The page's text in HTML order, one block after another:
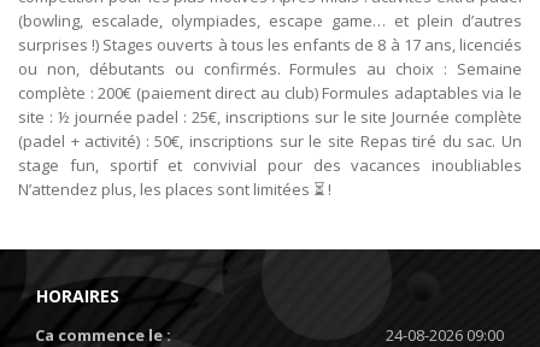
(bowling, escalade, olympiades, escape game… et plein d’autres
surprises !) Stages ouverts à tous les enfants de 8 à 17 ans, licenciés
ou non, débutants ou confirmés. Formules au choix : Semaine
complète : 200€ (paiement direct au club) Formules adaptables via le
site : ½ journée padel : 25€, inscriptions sur le site Journée complète
(padel + activité) : 50€, inscriptions sur le site Repas tiré du sac. Un
stage fun, sportif et convivial pour des vacances inoubliables
N’attendez plus, les places sont limitées ⏳ !
HORAIRES
Ca commence le :
24-08-2026 09:00